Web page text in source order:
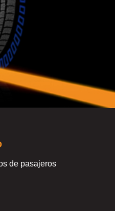
de pasajeros